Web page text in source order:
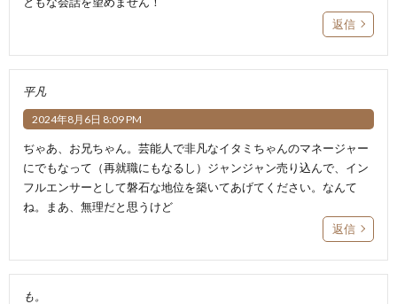
返信
平凡
2024年8月6日 8:09 PM
ぢゃあ、お兄ちゃん。芸能人で非凡なイタミちゃんのマネージャー
にでもなって（再就職にもなるし）ジャンジャン売り込んで、イン
フルエンサーとして磐石な地位を築いてあげてください。なんて
ね。まあ、無理だと思うけど
返信
も。